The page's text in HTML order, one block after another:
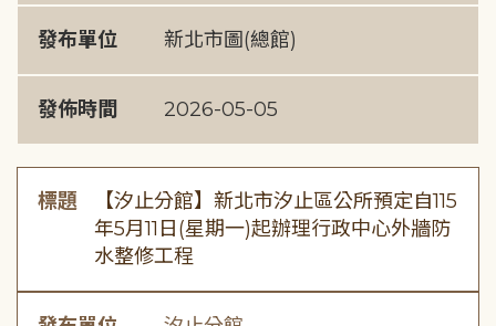
發布單位 新北市圖(總館)
發佈時間 2026-05-05
標題
【汐止分館】新北市汐止區公所預定自115
年5月11日(星期一)起辦理行政中心外牆防
水整修工程